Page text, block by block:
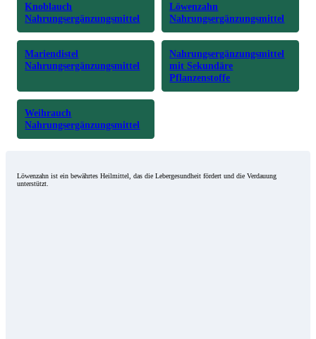
Knoblauch
Nahrungsergänzungsmittel
Löwenzahn
Nahrungsergänzungsmittel
Mariendistel
Nahrungsergänzungsmittel
Nahrungsergänzungsmittel
mit Sekundäre
Pflanzenstoffe
Weihrauch
Nahrungsergänzungsmittel
Löwenzahn ist ein bewährtes Heilmittel, das die Lebergesundheit fördert und die Verdauung
unterstützt.